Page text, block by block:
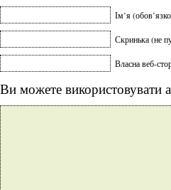
Ім’я
Скринька (не
Власна веб-
Ви можете використовувати